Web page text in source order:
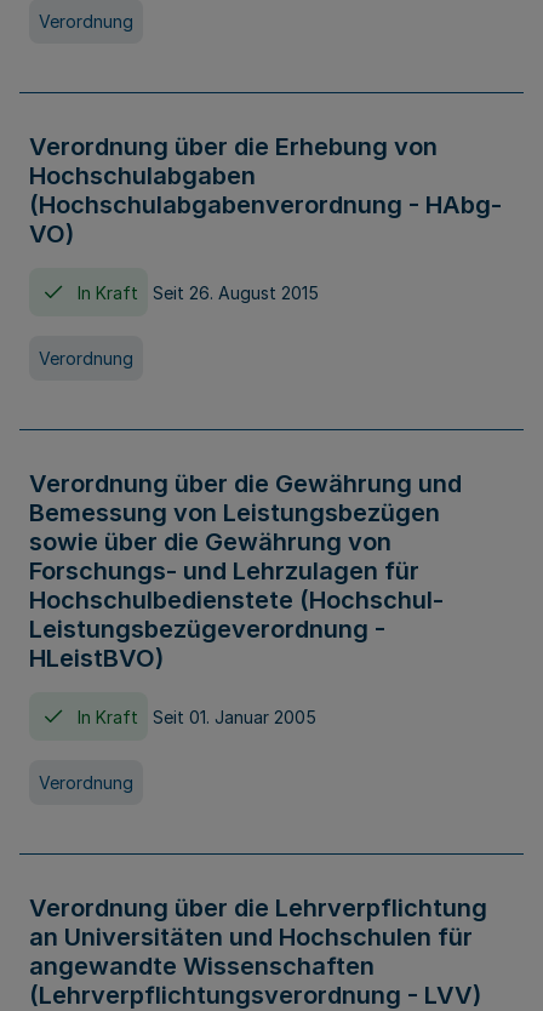
Verordnung
Verordnung über die Erhebung von
Hochschulabgaben
(Hochschulabgabenverordnung - HAbg-
VO)
In Kraft Seit 26. August 2015
Verordnung
Verordnung über die Gewährung und
Bemessung von Leistungsbezügen
sowie über die Gewährung von
Forschungs- und Lehrzulagen für
Hochschulbedienstete (Hochschul-
Leistungsbezügeverordnung -
HLeistBVO)
In Kraft Seit 01. Januar 2005
Verordnung
Verordnung über die Lehrverpflichtung
an Universitäten und Hochschulen für
angewandte Wissenschaften
(Lehrverpflichtungsverordnung - LVV)